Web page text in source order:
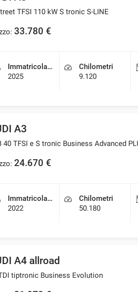
TFSI 110 kW S tronic S-LINE
33.780 €
Immatricolazione
2025
Chilometri
9.120
A3
40 TFSI e S tronic Business Advanced
24.670 €
Immatricolazione
2022
Chilometri
50.180
A4 allroad
tiptronic Business Evolution